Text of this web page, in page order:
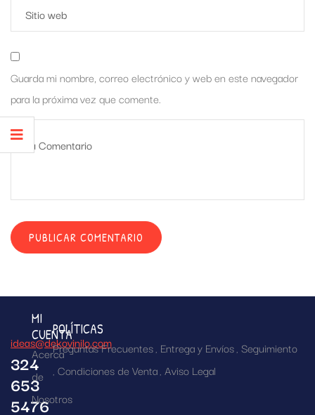
Guarda mi nombre, correo electrónico y web en este navegador
para la próxima vez que comente.
ideas@dekovinilo.com
324
653
5476
MI
CUENTA
Acerca
de
Nosotros
POLÍTICAS
Preguntas Frecuentes Entrega y Envíos Seguimiento
Condiciones de Venta Aviso Legal